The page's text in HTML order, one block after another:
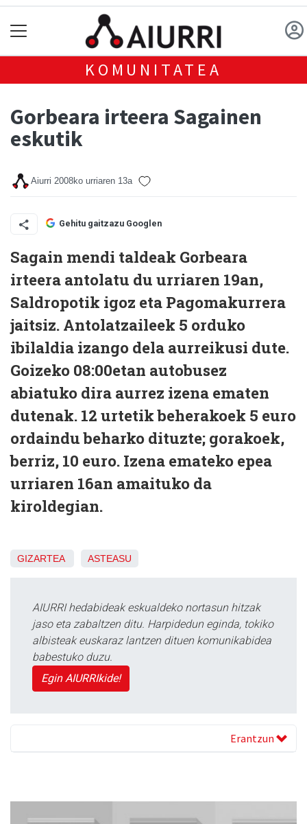
KOMUNITATEA
Gorbeara irteera Sagainen
eskutik
Aiurri 2008ko urriaren 13a
Gehitu gaitzazu Googlen
Sagain mendi taldeak Gorbeara
irteera antolatu du urriaren 19an,
Saldropotik igoz eta Pagomakurrera
jaitsiz. Antolatzaileek 5 orduko
ibilaldia izango dela aurreikusi dute.
Goizeko 08:00etan autobusez
abiatuko dira aurrez izena ematen
dutenak. 12 urtetik beherakoek 5 euro
ordaindu beharko dituzte; gorakoek,
berriz, 10 euro. Izena emateko epea
urriaren 16an amaituko da
kiroldegian.
GIZARTEA ASTEASU
AIURRI hedabideak eskualdeko nortasun hitzak
jaso eta zabaltzen ditu. Harpidedun eginda, tokiko
albisteak euskaraz lantzen dituen komunikabidea
babestuko duzu.
Egin AIURRIkide!
Erantzun